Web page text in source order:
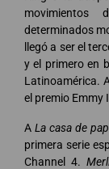
movimientos
determinados
llegó a ser el
y el primero en
Latinoamérica.
el premio Emmy
A La casa de
primera serie
Channel 4.